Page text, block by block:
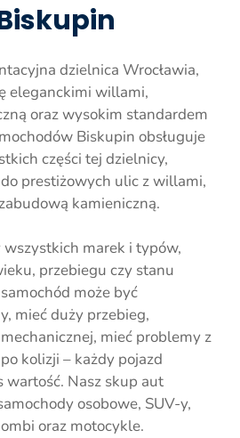
dzielnica Wrocławia,
eleganckimi willami,
oraz wysokim standardem
Biskupin obsługuje
części tej dzielnicy,
prestiżowych ulic z willami,
kamieniczną.
marek i typów,
przebiegu czy stanu
może być
mieć duży przebieg,
mieć problemy z
kolizji – każdy pojazd
wartość. Nasz skup aut
osobowe, SUV-y,
oraz motocykle.